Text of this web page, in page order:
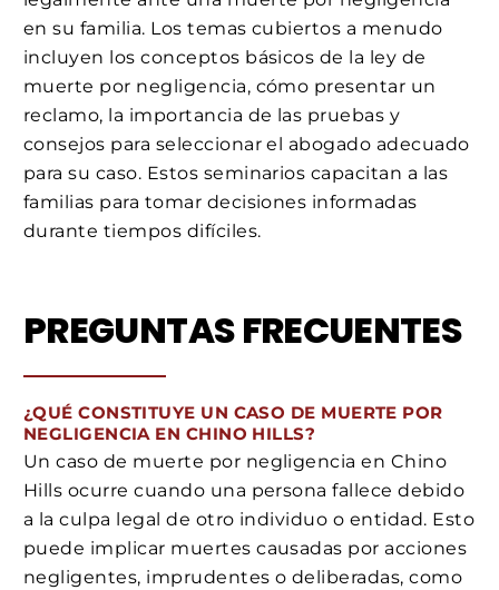
en su familia. Los temas cubiertos a menudo
incluyen los conceptos básicos de la ley de
muerte por negligencia, cómo presentar un
reclamo, la importancia de las pruebas y
consejos para seleccionar el abogado adecuado
para su caso. Estos seminarios capacitan a las
familias para tomar decisiones informadas
durante tiempos difíciles.
PREGUNTAS FRECUENTES
¿QUÉ CONSTITUYE UN CASO DE MUERTE POR
NEGLIGENCIA EN CHINO HILLS?
Un caso de muerte por negligencia en Chino
Hills ocurre cuando una persona fallece debido
a la culpa legal de otro individuo o entidad. Esto
puede implicar muertes causadas por acciones
negligentes, imprudentes o deliberadas, como